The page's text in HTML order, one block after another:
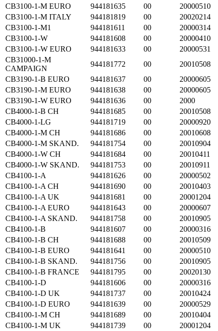
CB3100-1-M EURO
944181635 00
20000510
CB3100-1-M ITALY
944181819 00
20020214
CB3100-1-M1
944181611 00
20000314
CB3100-1-W
944181608 00
20000410
CB3100-1-W EURO
944181633 00
20000531
CB31000-1-M
CAMPAIGN
944181772 00
20010508
CB3190-1-B EURO
944181637 00
20000605
CB3190-1-M EURO
944181638 00
20000605
CB3190-1-W EURO
944181636 00
2000
CB4000-1-B CH
944181685 00
20010508
CB4000-1-LG
944181719 00
20000920
CB4000-1-M CH
944181686 00
20010608
CB4000-1-M SKAND.
944181754 00
20010904
CB4000-1-W CH
944181684 00
20010411
CB4000-1-W SKAND.
944181753 00
20010911
CB4100-1-A
944181626 00
20000502
CB4100-1-A CH
944181690 00
20010403
CB4100-1-A UK
944181681 00
20001204
CB4100-1-A EURO
944181643 00
20000607
CB4100-1-A SKAND.
944181758 00
20010905
CB4100-1-B
944181607 00
20000316
CB4100-1-B CH
944181688 00
20010509
CB4100-1-B EURO
944181641 00
20000510
CB4100-1-B SKAND.
944181756 00
20010905
CB4100-1-B FRANCE
944181795 00
20020130
CB4100-1-D
944181606 00
20000316
CB4100-1-D UK
944181737 00
20010424
CB4100-1-D EURO
944181639 00
20000529
CB4100-1-M CH
944181689 00
20010404
CB4100-1-M UK
944181739 00
20001204